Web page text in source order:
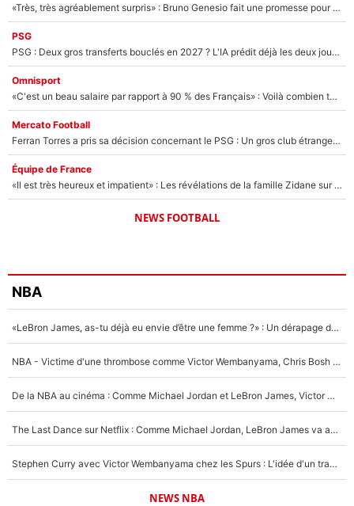
«Très, très agréablement surpris» : Bruno Genesio fait une promesse pour la suite du mercato de l’OM et rassure les supporters
PSG
PSG : Deux gros transferts bouclés en 2027 ? L'IA prédit déjà les deux joueurs qui pourraient rejoindre Luis Enrique !
Omnisport
«C'est un beau salaire par rapport à 90 % des Français» : Voilà combien touchait Nelson Monfort sur France Télévisions avant de rejoindre CNews
Mercato Football
Ferran Torres a pris sa décision concernant le PSG : Un gros club étranger prêt à relancer le feuilleton pour la signature du champion du monde 2026 !
Équipe de France
«Il est très heureux et impatient» : Les révélations de la famille Zidane sur sa prise de pouvoir en équipe de France !
NEWS FOOTBALL
NBA
«LeBron James, as-tu déjà eu envie d’être une femme ?» : Un dérapage de Donald Trump sur la superstar de la NBA refait surface
NBA - Victime d'une thrombose comme Victor Wembanyama, Chris Bosh prévient le Français des risques sur sa santé : «J’ai failli mourir sur le coup et j’ai été ramené à la vie»
De la NBA au cinéma : Comme Michael Jordan et LeBron James, Victor Wembanyama rêve d'une carrière d'acteur !
The Last Dance sur Netflix : Comme Michael Jordan, LeBron James va avoir le droit à sa série !
Stephen Curry avec Victor Wembanyama chez les Spurs : L'idée d'un trade historique est lancée en NBA !
NEWS NBA